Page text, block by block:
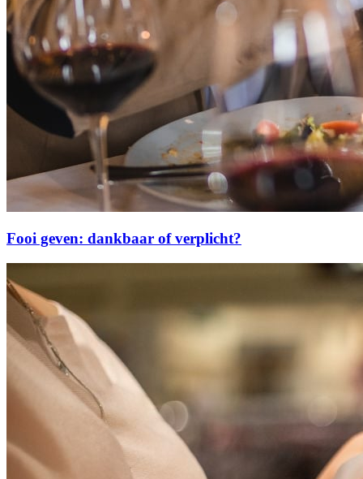
Fooi geven: dankbaar of verplicht?